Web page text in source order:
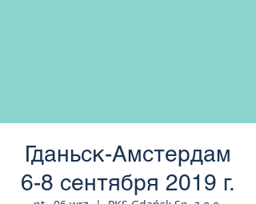
Гданьск-Амстердам
6-8 сентября 2019 г.